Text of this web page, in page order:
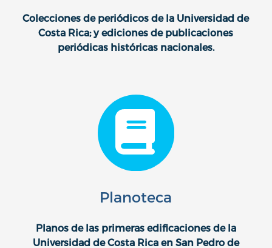
Colecciones de periódicos de la Universidad de
Costa Rica; y ediciones de publicaciones
periódicas históricas nacionales.
Planoteca
Planos de las primeras edificaciones de la
Universidad de Costa Rica en San Pedro de